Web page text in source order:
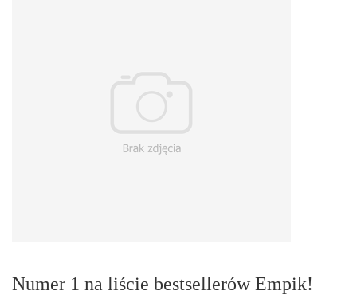
Numer 1 na liście bestsellerów Empik!